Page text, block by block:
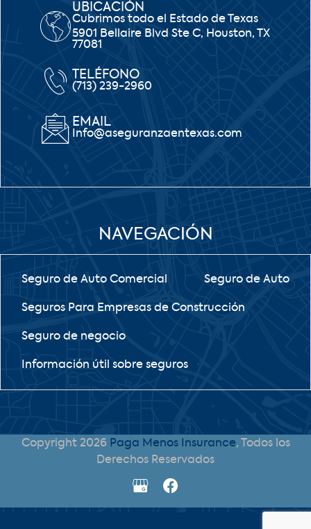
UBICACIÓN
Cubrimos todo el Estado de Texas
5901 Bellaire Blvd Ste C, Houston, TX
77081
TELÉFONO
(713) 239-2960
EMAIL
Info@aseguranzaentexas.com
NAVEGACIÓN
Seguro de Auto Comercial Seguro de Auto
Seguros Para Empresas de Construcción
Seguro de negocio
Información útil sobre seguros
Copyright 2026 Paga Menos Insurance, Todos los
Derechos Reservados